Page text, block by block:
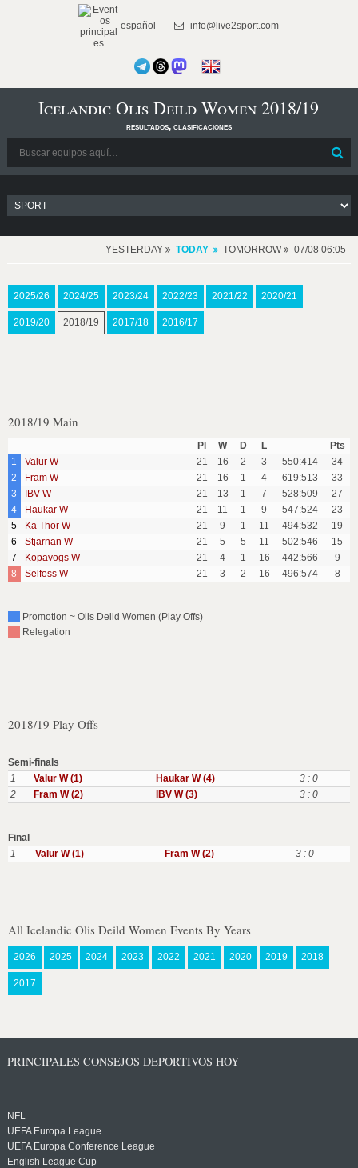
español info@live2sport.com
Icelandic Olis Deild Women 2018/19
resultados, clasificaciones
YESTERDAY TODAY TOMORROW 07/08 06:05
2025/26 2024/25 2023/24 2022/23 2021/22 2020/21
2019/20 2018/19 2017/18 2016/17
2018/19 Main
Pl W D L
Pts
1
Valur W 21 16 2 3 550:414
34
2
Fram W 21 16 1 4 619:513
33
3
IBV W 21 13 1 7 528:509
27
4
Haukar W 21 11 1 9 547:524
23
5
Ka Thor W 21 9 1 11 494:532
19
6
Stjarnan W 21 5 5 11 502:546
15
7
Kopavogs W 21 4 1 16 442:566
9
8
Selfoss W 21 3 2 16 496:574 8
Promotion ~ Olis Deild Women (Play Offs)
Relegation
2018/19 Play Offs
Semi-finals
1
Valur W (1) Haukar W (4)
3 : 0
2
Fram W (2) IBV W (3) 3 : 0
Final
1
Valur W (1) Fram W (2) 3 : 0
All Icelandic Olis Deild Women Events By Years
2026 2025 2024 2023 2022 2021 2020 2019 2018
2017
PRINCIPALES CONSEJOS DEPORTIVOS HOY
NFL
UEFA Europa League
UEFA Europa Conference League
English League Cup